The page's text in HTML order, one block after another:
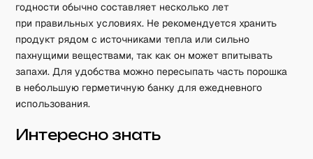
годности обычно составляет несколько лет
при правильных условиях. Не рекомендуется хранить
продукт рядом с источниками тепла или сильно
пахнущими веществами, так как он может впитывать
запахи. Для удобства можно пересыпать часть порошка
в небольшую герметичную банку для ежедневного
использования.
Интересно знать